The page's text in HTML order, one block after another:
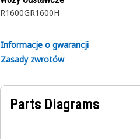
R1600GR1600H
Informacje o gwarancji
Zasady zwrotów
Parts Diagrams